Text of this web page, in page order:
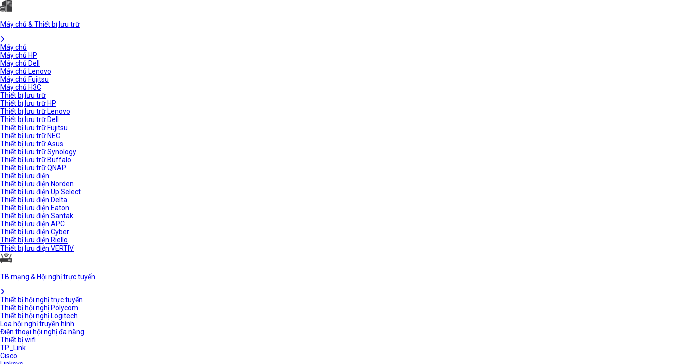
Máy chủ & Thiết bị lưu trữ
Máy chủ
Máy chủ HP
Máy chủ Dell
Máy chủ Lenovo
Máy chủ Fujitsu
Máy chủ H3C
Thiết bị lưu trữ
Thiết bị lưu trữ HP
Thiết bị lưu trữ Lenovo
Thiết bị lưu trữ Dell
Thiết bị lưu trữ Fujitsu
Thiết bị lưu trữ NEC
Thiết bị lưu trữ Asus
Thiết bị lưu trữ Synology
Thiết bị lưu trữ Buffalo
Thiết bị lưu trữ QNAP
Thiết bị lưu điện
Thiết bị lưu điện Norden
Thiết bị lưu điện Up Select
Thiết bị lưu điện Delta
Thiết bị lưu điện Eaton
Thiết bị lưu điện Santak
Thiết bị lưu điện APC
Thiết bị lưu điện Cyber
Thiết bị lưu điện Riello
Thiết bị lưu điện VERTIV
TB mạng & Hội nghị trực tuyến
Thiết bị hội nghị trực tuyến
Thiết bị hội nghị Polycom
Thiết bị hội nghị Logitech
Loa hội nghị truyền hình
Điện thoại hội nghị đa năng
Thiết bị wifi
TP_Link
Cisco